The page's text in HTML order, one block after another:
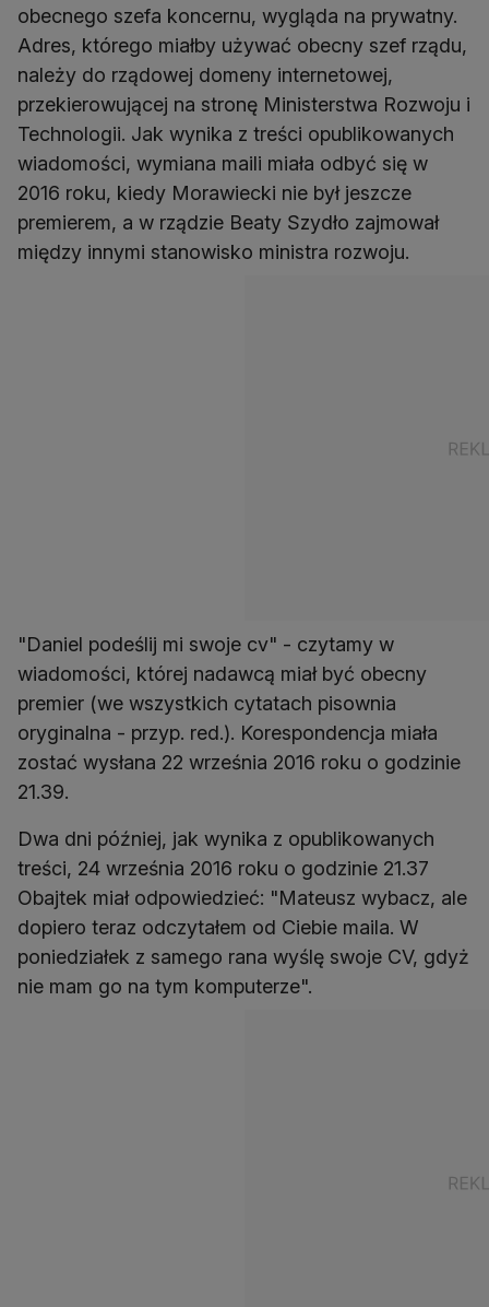
obecnego szefa koncernu, wygląda na prywatny.
Adres, którego miałby używać obecny szef rządu,
należy do rządowej domeny internetowej,
przekierowującej na stronę Ministerstwa Rozwoju i
Technologii. Jak wynika z treści opublikowanych
wiadomości, wymiana maili miała odbyć się w
2016 roku, kiedy Morawiecki nie był jeszcze
premierem, a w rządzie Beaty Szydło zajmował
między innymi stanowisko ministra rozwoju.
"Daniel podeślij mi swoje cv" - czytamy w
wiadomości, której nadawcą miał być obecny
premier (we wszystkich cytatach pisownia
oryginalna - przyp. red.). Korespondencja miała
zostać wysłana 22 września 2016 roku o godzinie
21.39.
Dwa dni później, jak wynika z opublikowanych
treści, 24 września 2016 roku o godzinie 21.37
Obajtek miał odpowiedzieć: "Mateusz wybacz, ale
dopiero teraz odczytałem od Ciebie maila. W
poniedziałek z samego rana wyślę swoje CV, gdyż
nie mam go na tym komputerze".